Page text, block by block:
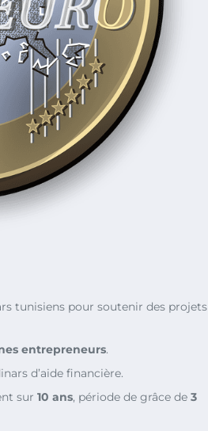
tunisiens pour soutenir des projets
entrepreneurs.
d’aide financière.
sur 10 ans, période de grâce de 3